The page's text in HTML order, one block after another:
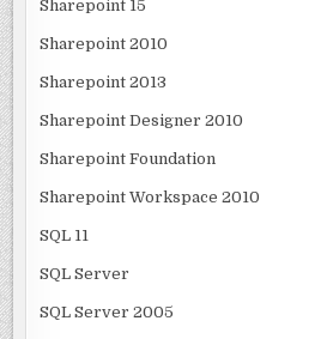
Sharepoint 15
Sharepoint 2010
Sharepoint 2013
Sharepoint Designer 2010
Sharepoint Foundation
Sharepoint Workspace 2010
SQL 11
SQL Server
SQL Server 2005